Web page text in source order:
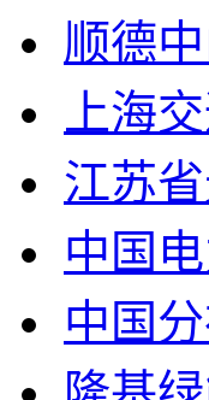
顺德
上海
江苏
中国
中国